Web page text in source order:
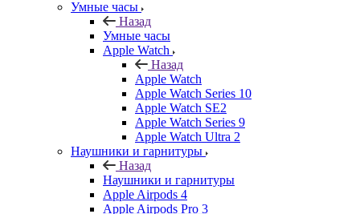
Умные часы
Назад
Умные часы
Apple Watch
Назад
Apple Watch
Apple Watch Series 10
Apple Watch SE2
Apple Watch Series 9
Apple Watch Ultra 2
Наушники и гарнитуры
Назад
Наушники и гарнитуры
Apple Airpods 4
Apple Airpods Pro 3